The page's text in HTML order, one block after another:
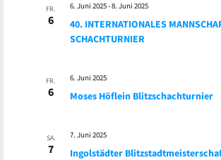
FR.
6
40. INTERNATIONALES
SCHACHTURNIER
6. Juni 2025-8. Juni 2025
FR.
6 Moses Höflein Blitzschachturnier
6. Juni 2025
SA.
7 Ingolstädter
7. Juni 2025